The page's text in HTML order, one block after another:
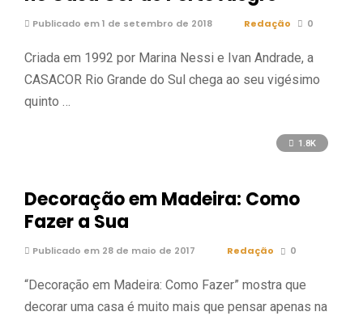
Publicado em 1 de setembro de 2018 Redação 0
Criada em 1992 por Marina Nessi e Ivan Andrade, a
CASACOR Rio Grande do Sul chega ao seu vigésimo
quinto …
1.8K
Decoração em Madeira: Como
Fazer a Sua
Publicado em 28 de maio de 2017 Redação 0
“Decoração em Madeira: Como Fazer” mostra que
decorar uma casa é muito mais que pensar apenas na